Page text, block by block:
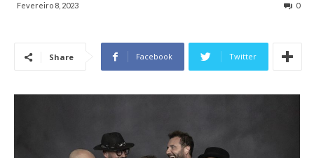
Fevereiro 8, 2023 0
Share Facebook Twitter